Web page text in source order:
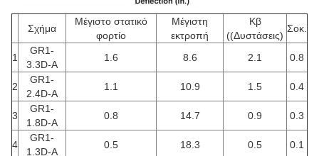
Σχήμα
Μέγιστο στατικό
φορτίο
Μέγιστη
εκτροπή
Κβ
((Δυστάσεις)
Σοκ.
1
GR1-
3.3D-A
1.6 8.6 2.1 0.8
2
GR1-
2.4D-A
1.1 10.9 1.5 0.4
3
GR1-
1.8D-A
0.8 14.7 0.9 0.3
4
GR1-
1.3D-A
0.5 18.3 0.5 0.1